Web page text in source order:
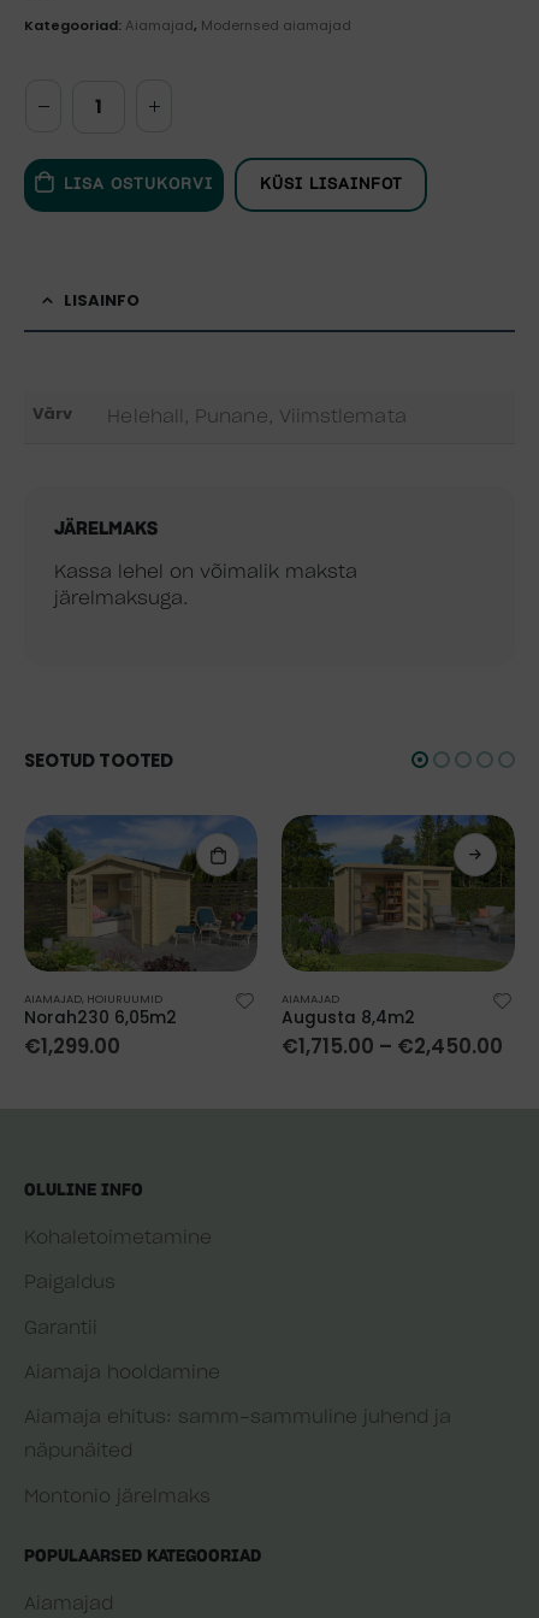
Kategooriad: Aiamajad, Modernsed aiamajad
LISA OSTUKORVI KÜSI LISAINFOT
LISAINFO
Värv Helehall, Punane, Viimstlemata
JÄRELMAKS
Kassa lehel on võimalik maksta
järelmaksuga.
SEOTUD TOOTED
AIAMAJAD HOIURUUMID
Norah230 6,05m2
€1,299.00
AIAMAJAD
Augusta 8,4m2
€1,715.00 – €2,450.00
OLULINE INFO
Kohaletoimetamine
Paigaldus
Garantii
Aiamaja hooldamine
Aiamaja ehitus: samm-sammuline juhend ja
näpunäited
Montonio järelmaks
POPULAARSED KATEGOORIAD
Aiamajad